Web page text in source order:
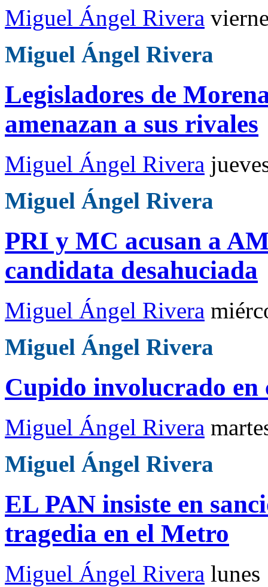
Miguel Ángel Rivera
Miguel Ángel Rivera
Legisladores de
amenazan a sus rivales
Miguel Ángel Rivera
Miguel Ángel Rivera
PRI y MC acusan a
candidata desahuciada
Miguel Ángel Rivera
Miguel Ángel Rivera
Cupido involucrado en
Miguel Ángel Rivera
Miguel Ángel Rivera
EL PAN insiste en
tragedia en el Metro
Miguel Ángel Rivera